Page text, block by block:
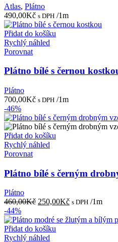
Atlas, Plátno
490,00Kč s DPH /1m
Přidat do košíku
Rychlý náhled
Porovnat
Plátno bílé s černou
Plátno
700,00Kč s DPH /1m
-46%
Přidat do košíku
Rychlý náhled
Porovnat
Plátno bílé s černým
Plátno
460,00Kč Původní
byla:
460,00Kč.
250,00KčAktuální
je:
s DPH /1m
-44%
Přidat do košíku
Rychlý náhled